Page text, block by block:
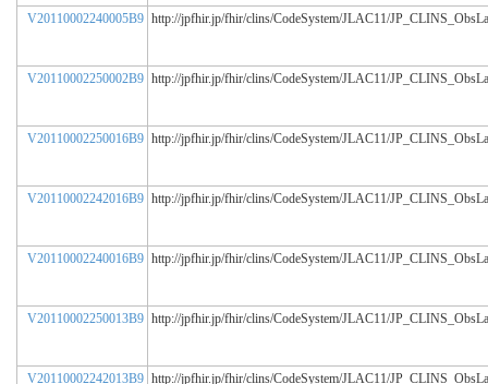
V20110002240005B9 http://jpfhir.jp/fhir/clins/CodeSystem/JLAC11/
V20110002250002B9 http://jpfhir.jp/fhir/clins/CodeSystem/JLAC11/
V20110002250016B9 http://jpfhir.jp/fhir/clins/CodeSystem/JLAC11/
V20110002242016B9 http://jpfhir.jp/fhir/clins/CodeSystem/JLAC11/
V20110002240016B9 http://jpfhir.jp/fhir/clins/CodeSystem/JLAC11/
V20110002250013B9 http://jpfhir.jp/fhir/clins/CodeSystem/JLAC11/
V20110002242013B9 http://jpfhir.jp/fhir/clins/CodeSystem/JLAC11/